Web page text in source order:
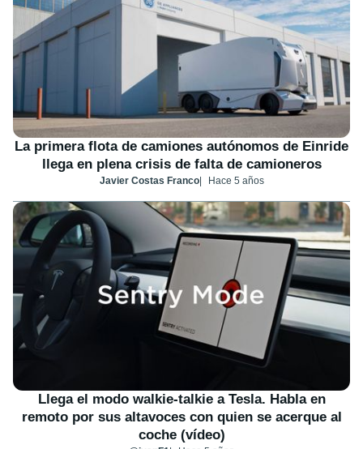
La primera flota de camiones autónomos de Einride
llega en plena crisis de falta de camioneros
Javier Costas Franco Hace 5 años
Llega el modo walkie-talkie a Tesla. Habla en
remoto por sus altavoces con quien se acerque al
coche (vídeo)